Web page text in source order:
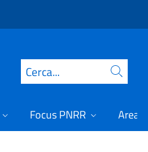
Cerca
Focus PNRR Area